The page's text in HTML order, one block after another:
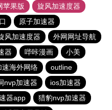
苹果版
旋风加速度器
原子加速器
风加速度器
外网网址导航
器 哔咔漫画
小美
速海外网络
outline
nvp加速器
ios加速器
器app
猎豹nvp加速器